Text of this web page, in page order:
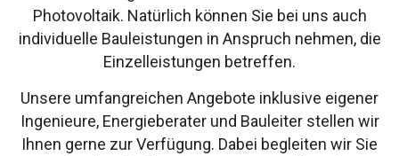
Photovoltaik. Natürlich können Sie bei uns auch
individuelle Bauleistungen in Anspruch nehmen, die
Einzelleistungen betreffen.
Unsere umfangreichen Angebote inklusive eigener
Ingenieure, Energieberater und Bauleiter stellen wir
Ihnen gerne zur Verfügung. Dabei begleiten wir Sie